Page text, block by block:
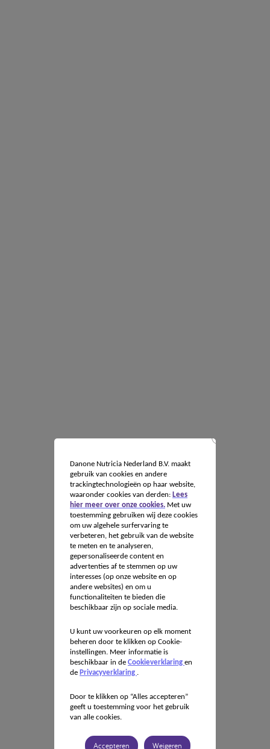
Danone Nutricia Nederland B.V. maakt
gebruik van cookies en andere
trackingtechnologieën op haar website,
waaronder cookies van derden: Lees
hier meer over onze cookies.Met uw
toestemming gebruiken wij deze cookies
om uw algehele surfervaring te
verbeteren, het gebruik van de website
te meten en te analyseren,
gepersonaliseerde content en
advertenties af te stemmen op uw
interesses (op onze website en op
andere websites) en om u
functionaliteiten te bieden die
beschikbaar zijn op sociale media.
U kunt uw voorkeuren op elk moment
beheren door te klikken op Cookie-
instellingen. Meer informatie is
beschikbaar in de Cookieverklaring en
de Privacyverklaring .
Door te klikken op “Alles accepteren”
geeft u toestemming voor het gebruik
van alle cookies.
Accepteren Weigeren